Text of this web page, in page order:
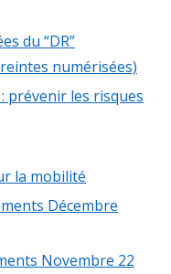
du “DR”
numérisées)
prévenir les risques
la mobilité
Décembre
Novembre 22